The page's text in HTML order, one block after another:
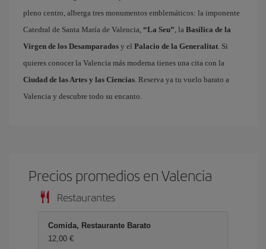
pleno centro, alberga tres monumentos emblemáticos: la imponente
Catedral de Santa María de Valencia, “La Seu”, la Basílica de la
Virgen de los Desamparados y el Palacio de la Generalitat. Si
quieres conocer la Valencia más moderna tienes una cita con la
Ciudad de las Artes y las Ciencias. Reserva ya tu vuelo barato a
Valencia y descubre todo su encanto.
Precios promedios en Valencia
Restaurantes
Comida, Restaurante Barato
12,00 €